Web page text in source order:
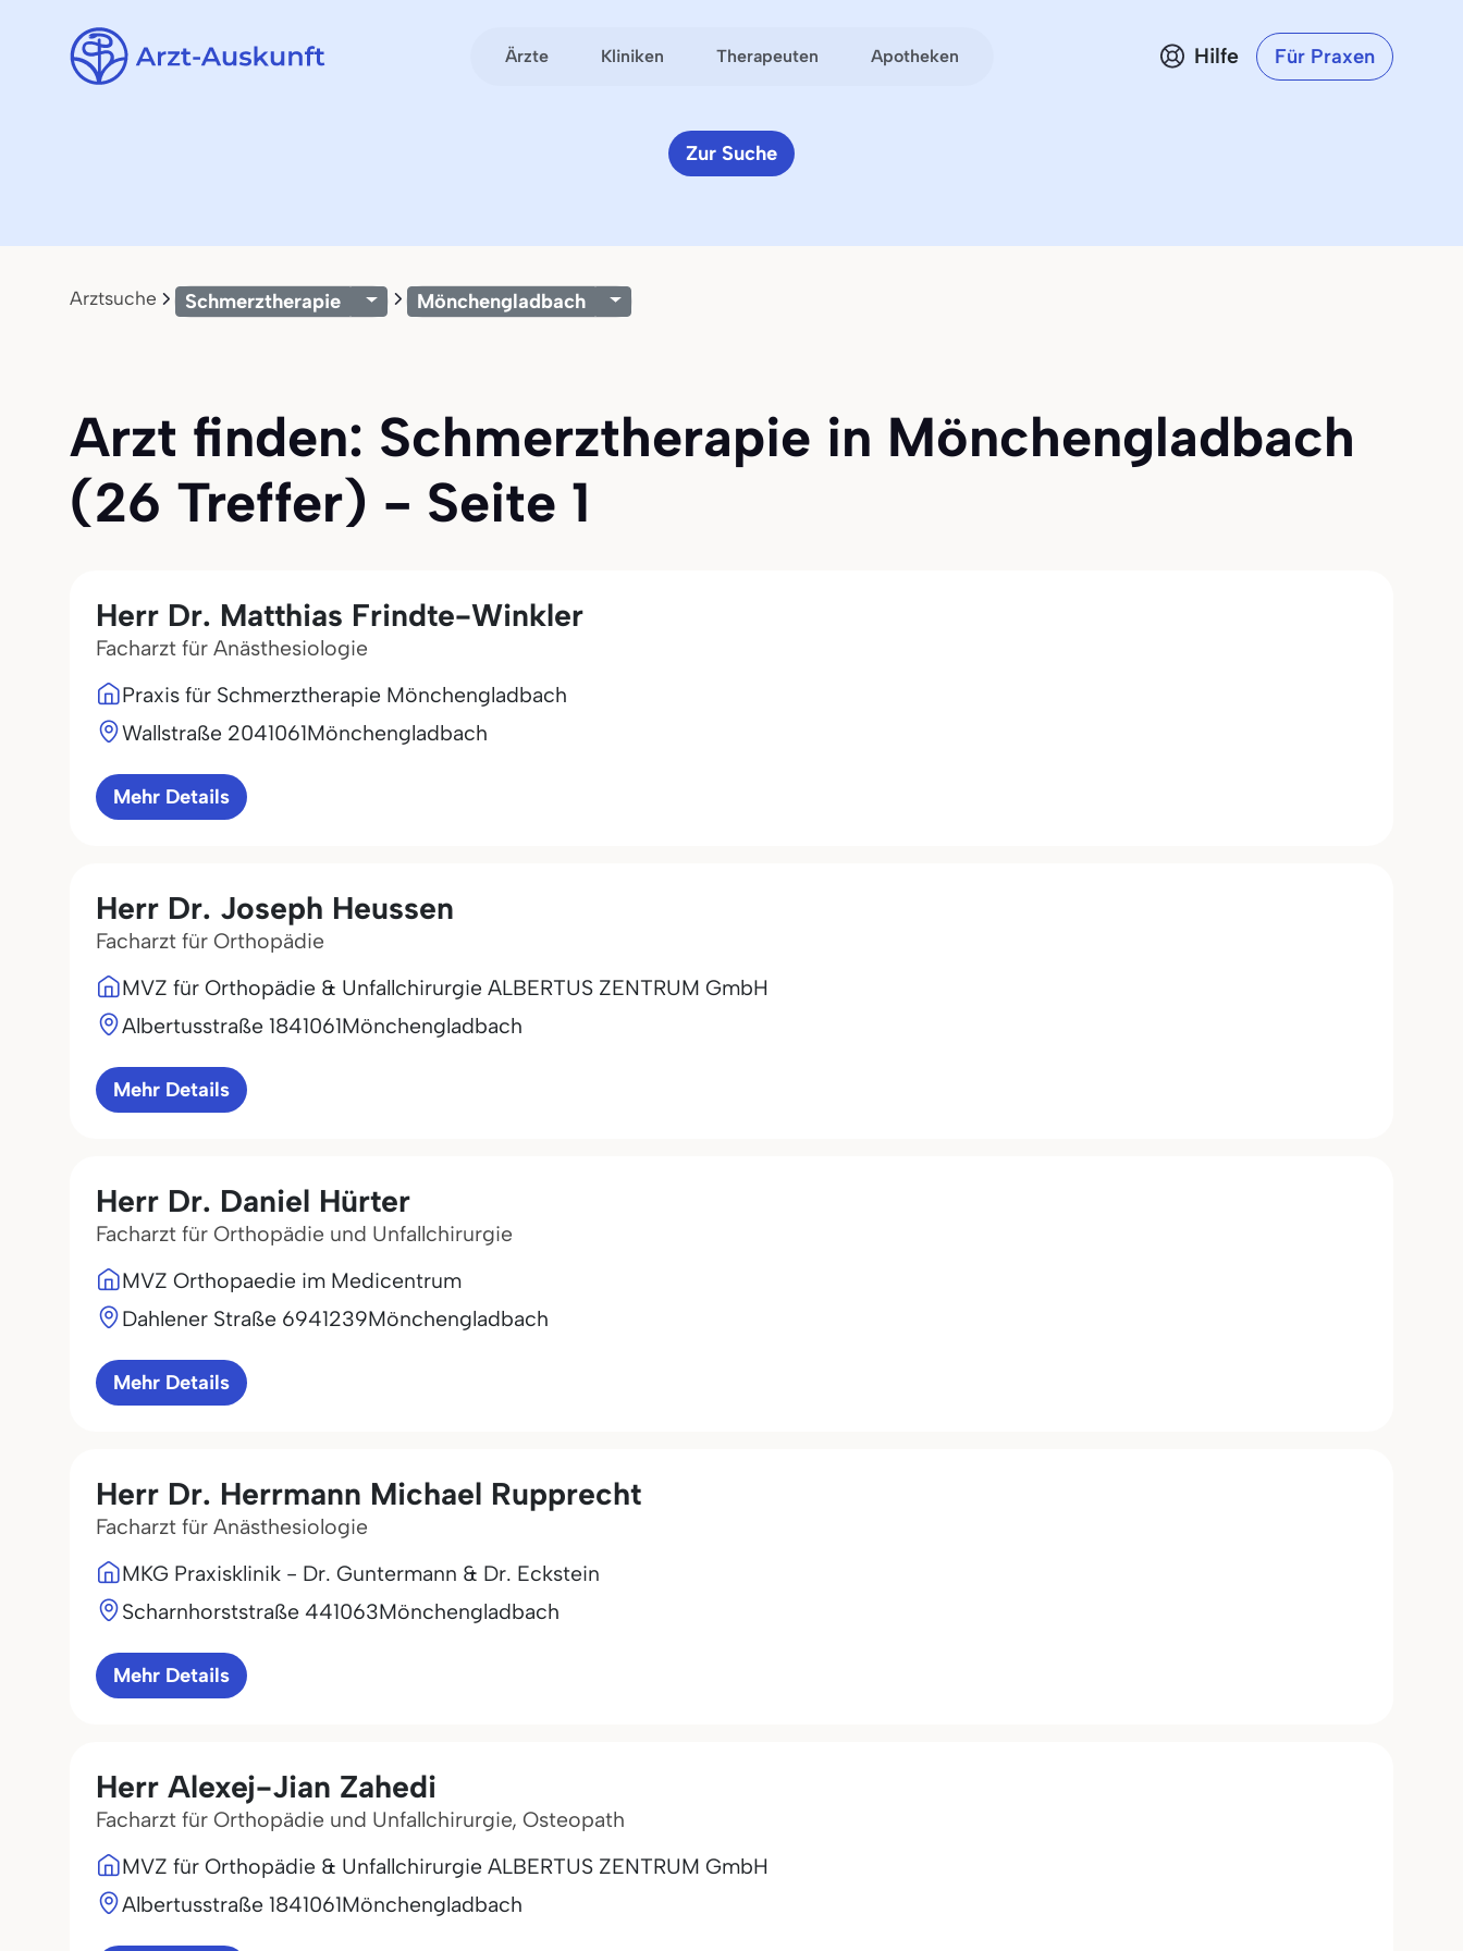
Ärzte Kliniken Therapeuten Apotheken Hilfe Für Praxen
Zur Suche
Arztsuche Schmerztherapie Mönchengladbach
Arzt finden: Schmerztherapie in Mönchengladbach
(26 Treffer) - Seite 1
Herr Dr. Matthias Frindte-Winkler
Facharzt für Anästhesiologie
Praxis für Schmerztherapie Mönchengladbach
Wallstraße 2041061Mönchengladbach
Mehr Details
Herr Dr. Joseph Heussen
Facharzt für Orthopädie
MVZ für Orthopädie & Unfallchirurgie ALBERTUS ZENTRUM GmbH
Albertusstraße 1841061Mönchengladbach
Mehr Details
Herr Dr. Daniel Hürter
Facharzt für Orthopädie und Unfallchirurgie
MVZ Orthopaedie im Medicentrum
Dahlener Straße 6941239Mönchengladbach
Mehr Details
Herr Dr. Herrmann Michael Rupprecht
Facharzt für Anästhesiologie
MKG Praxisklinik - Dr. Guntermann & Dr. Eckstein
Scharnhorststraße 441063Mönchengladbach
Mehr Details
Herr Alexej-Jian Zahedi
Facharzt für Orthopädie und Unfallchirurgie, Osteopath
MVZ für Orthopädie & Unfallchirurgie ALBERTUS ZENTRUM GmbH
Albertusstraße 1841061Mönchengladbach